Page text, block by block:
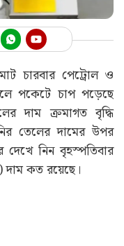
চারবার পেট্রোল ও
পকেটে চাপ পড়েছে
দাম ক্রমাগত বৃদ্ধি
তেলের দামের উপর
নিন বৃহস্পতিবার
কত রয়েছে।